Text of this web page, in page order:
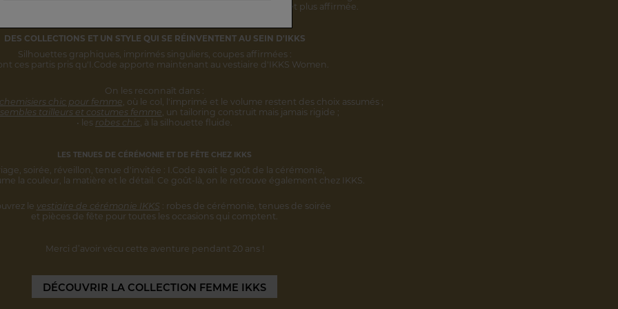
s'inscrivent désormais
et plus affirmée.
DES COLLECTIONS ET UN STYLE QUI SE RÉINVENTENT AU SEIN D'IKKS
Silhouettes graphiques, imprimés singuliers, coupes affirmées :
ces partis pris qu'I.Code apporte maintenant au vestiaire d'IKKS Women.
On les reconnaît dans :
chic pour femme, où le col, l'imprimé et le volume restent des choix assumés ;
tailleurs et costumes femme, un tailoring construit mais jamais rigide ;
• les robes chic, à la silhouette fluide.
LES TENUES DE CÉRÉMONIE ET DE FÊTE CHEZ IKKS
soirée, réveillon, tenue d'invitée : I.Code avait le goût de la cérémonie,
la couleur, la matière et le détail. Ce goût-là, on le retrouve également chez IKKS.
le vestiaire de cérémonie IKKS : robes de cérémonie, tenues de soirée
et pièces de fête pour toutes les occasions qui comptent.
Merci d’avoir vécu cette aventure pendant 20 ans !
DÉCOUVRIR LA COLLECTION FEMME IKKS